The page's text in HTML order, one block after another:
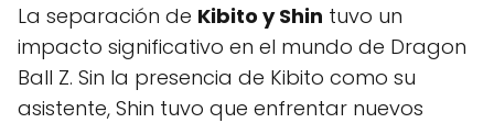
La separación de Kibito y Shin tuvo un
impacto significativo en el mundo de Dragon
Ball Z. Sin la presencia de Kibito como su
asistente, Shin tuvo que enfrentar nuevos